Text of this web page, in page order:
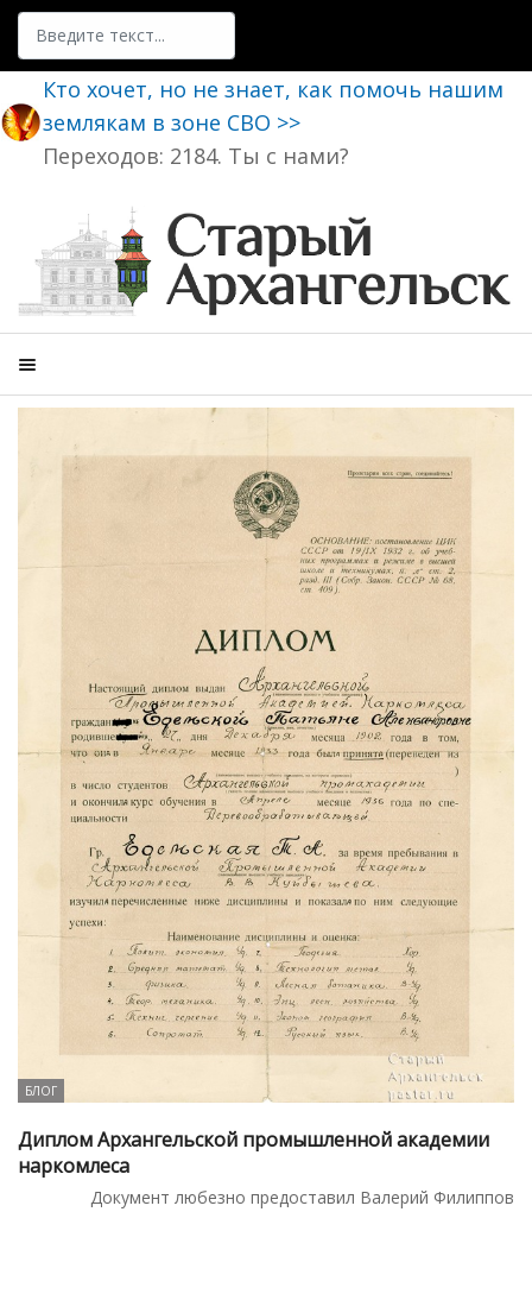
Поиск
Кто хочет, но не знает, как помочь нашим
землякам в зоне СВО >>
Переходов: 2184. Ты с нами?
БЛОГ
Диплом Архангельской промышленной академии
наркомлеса
Документ любезно предоставил Валерий Филиппов